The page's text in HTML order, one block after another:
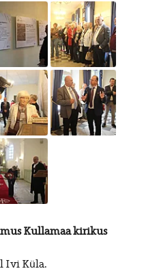
Kullamaa kirikus
Ivi Küla.